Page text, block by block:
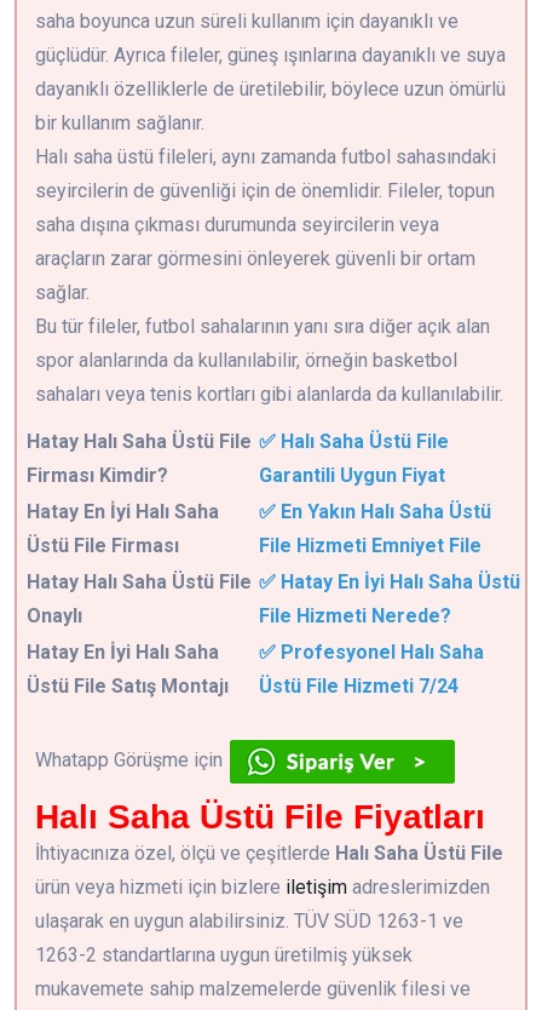
saha boyunca uzun süreli kullanım için dayanıklı ve
güçlüdür. Ayrıca fileler, güneş ışınlarına dayanıklı ve suya
dayanıklı özelliklerle de üretilebilir, böylece uzun ömürlü
bir kullanım sağlanır.
Halı saha üstü fileleri, aynı zamanda futbol sahasındaki
seyircilerin de güvenliği için de önemlidir. Fileler, topun
saha dışına çıkması durumunda seyircilerin veya
araçların zarar görmesini önleyerek güvenli bir ortam
sağlar.
Bu tür fileler, futbol sahalarının yanı sıra diğer açık alan
spor alanlarında da kullanılabilir, örneğin basketbol
sahaları veya tenis kortları gibi alanlarda da kullanılabilir.
Hatay Halı Saha Üstü File
Firması Kimdir?
✅ Halı Saha Üstü File
Garantili Uygun Fiyat
Hatay En İyi Halı Saha
Üstü File Firması
✅ En Yakın Halı Saha Üstü
File Hizmeti Emniyet File
Hatay Halı Saha Üstü File
Onaylı
✅ Hatay En İyi Halı Saha Üstü
File Hizmeti Nerede?
Hatay En İyi Halı Saha
Üstü File Satış Montajı
✅ Profesyonel Halı Saha
Üstü File Hizmeti 7/24
Whatapp Görüşme için
Halı Saha Üstü File Fiyatları
İhtiyacınıza özel, ölçü ve çeşitlerde Halı Saha Üstü File
ürün veya hizmeti için bizlere iletişim adreslerimizden
ulaşarak en uygun alabilirsiniz. TÜV SÜD 1263-1 ve
1263-2 standartlarına uygun üretilmiş yüksek
mukavemete sahip malzemelerde güvenlik filesi ve